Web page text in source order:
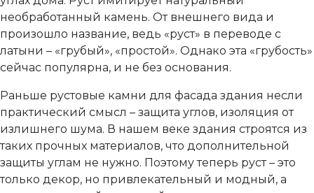
необработанный камень. От внешнего вида и
произошло название, ведь «руст» в переводе с
латыни – «грубый», «простой». Однако эта «грубость»
сейчас популярна, и не без основания.
Раньше рустовые камни для фасада здания несли
практический смысл – защита углов, изоляция от
излишнего шума. В нашем веке здания строятся из
таких прочных материалов, что дополнительной
защиты углам не нужно. Поэтому теперь руст – это
только декор, но привлекательный и модный, а